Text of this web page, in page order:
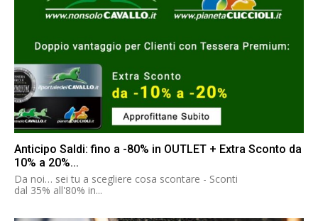
Anticipo Saldi: fino a -80% in OUTLET + Extra Sconto da
10% a 20%...
Da noi… sei tu a scegliere cosa scontare - Sconti
dal 35% all'80% in...